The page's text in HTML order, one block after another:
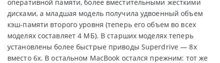
оперативной памяти, более вместительными жесткими
дисками, а младшая модель получила удвоенный объем
кэш-памяти второго уровня (теперь его объем во всех
моделях составляет 4 МБ). В старших моделях теперь
установлены более быстрые приводы Superdrive — 8x
вместо 6x. В остальном MacBook остался прежним: тот же